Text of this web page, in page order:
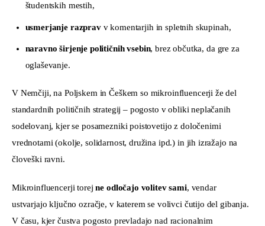
študentskih mestih,
usmerjanje razpravv komentarjih in spletnih skupinah,
naravno širjenje političnih vsebin, brez občutka, da gre za
oglaševanje.
V Nemčiji, na Poljskem in Češkem so mikroinfluencerji že del
standardnih političnih strategij – pogosto v obliki neplačanih
sodelovanj, kjer se posamezniki poistovetijo z določenimi
vrednotami (okolje, solidarnost, družina ipd.) in jih izražajo na
človeški ravni.
Mikroinfluencerji torej ne odločajo volitev sami, vendar
ustvarjajo ključno ozračje, v katerem se volivci čutijo del gibanja.
V času, kjer čustva pogosto prevladajo nad racionalnim